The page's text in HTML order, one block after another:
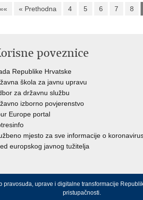
«« « Prethodna 4 5 6 7 8
poveznice
Republike Hrvatske
škola za javnu upravu
za državnu službu
izborno povjerenstvo
Europe portal
mjesto za sve informacije o
europskog javnog tužitelja
pravosuđa, uprave i digitalne transformacije
pristupačnosti.